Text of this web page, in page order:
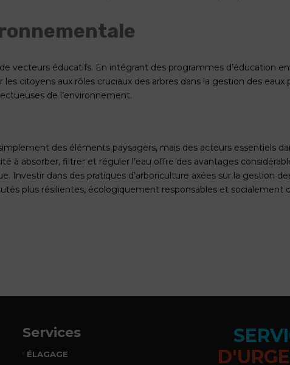
vecteurs éducatifs. En intégrant des programmes d’éducation
citoyens aux rôles cruciaux des arbres dans la gestion des eaux
de l’environnement.
des éléments paysagers, mais des acteurs essentiels
à absorber, filtrer et réguler l’eau offre des avantages
Investir dans des pratiques d’arboriculture axées sur la gestion
plus résilientes, écologiquement responsables et socialement
Services
ÉLAGAGE